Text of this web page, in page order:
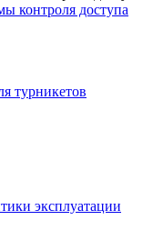
контроля доступа
турникетов